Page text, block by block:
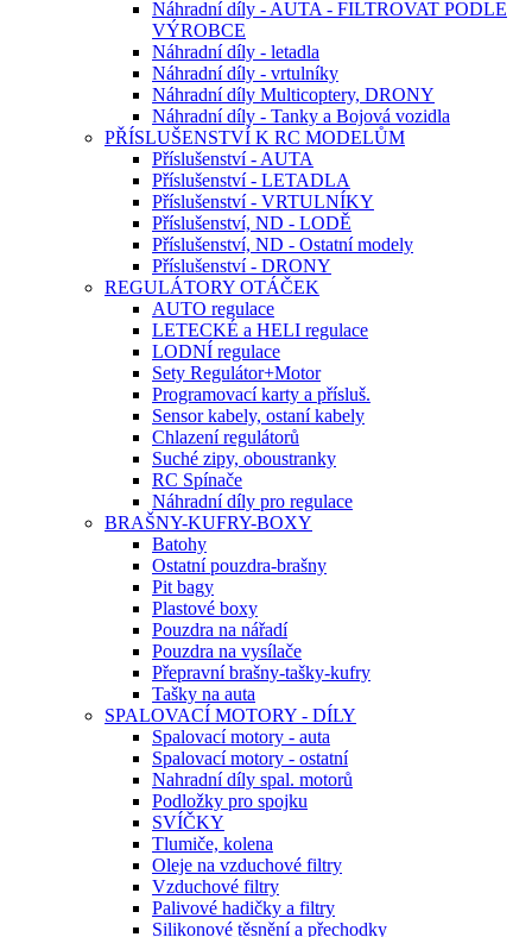
Náhradní díly - AUTA - FILTROVAT PODLE
VÝROBCE
Náhradní díly - letadla
Náhradní díly - vrtulníky
Náhradní díly Multicoptery, DRONY
Náhradní díly - Tanky a Bojová vozidla
PŘÍSLUŠENSTVÍ K RC MODELŮM
Příslušenství - AUTA
Příslušenství - LETADLA
Příslušenství - VRTULNÍKY
Příslušenství, ND - LODĚ
Příslušenství, ND - Ostatní modely
Příslušenství - DRONY
REGULÁTORY OTÁČEK
AUTO regulace
LETECKÉ a HELI regulace
LODNÍ regulace
Sety Regulátor+Motor
Programovací karty a přísluš.
Sensor kabely, ostaní kabely
Chlazení regulátorů
Suché zipy, oboustranky
RC Spínače
Náhradní díly pro regulace
BRAŠNY-KUFRY-BOXY
Batohy
Ostatní pouzdra-brašny
Pit bagy
Plastové boxy
Pouzdra na nářadí
Pouzdra na vysílače
Přepravní brašny-tašky-kufry
Tašky na auta
SPALOVACÍ MOTORY - DÍLY
Spalovací motory - auta
Spalovací motory - ostatní
Nahradní díly spal. motorů
Podložky pro spojku
SVÍČKY
Tlumiče, kolena
Oleje na vzduchové filtry
Vzduchové filtry
Palivové hadičky a filtry
Silikonové těsnění a přechodky